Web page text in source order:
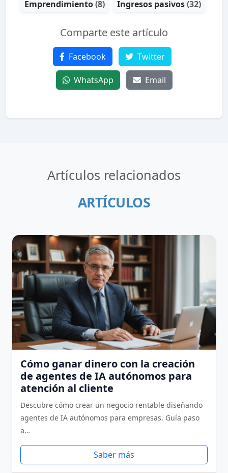
Emprendimiento(8) Ingresos pasivos(32)
Comparte este artículo
Facebook Twitter
WhatsApp Email
Artículos relacionados
ARTÍCULOS
Cómo ganar dinero con la creación
de agentes de IA autónomos para
atención al cliente
Descubre cómo crear un negocio rentable diseñando
agentes de IA autónomos para empresas. Guía paso
a…
Saber más